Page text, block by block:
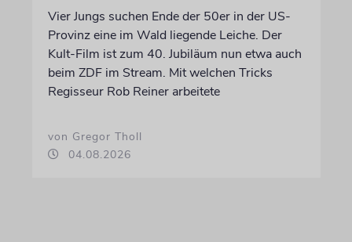
Vier Jungs suchen Ende der 50er in der US-
Provinz eine im Wald liegende Leiche. Der
Kult-Film ist zum 40. Jubiläum nun etwa auch
beim ZDF im Stream. Mit welchen Tricks
Regisseur Rob Reiner arbeitete
von Gregor Tholl
04.08.2026